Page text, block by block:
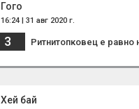
Гого
16:24 | 31 авг 2020 г.
3 Ритнитопковец е равно
Хей бай